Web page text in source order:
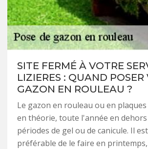
SITE FERMÉ À VOTRE
LIZIERES : QUAND POSER
GAZON EN ROULEAU ?
Le gazon en rouleau ou en
en théorie, toute l'année en
périodes de gel ou de canicule. Il
préférable de le faire en